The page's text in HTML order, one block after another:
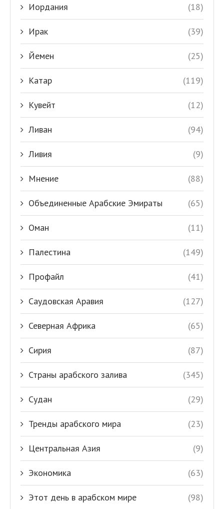
Иордания (18)
Ирак (39)
Йемен (25)
Катар (119)
Кувейт (12)
Ливан (94)
Ливия (9)
Мнение (88)
Объединенные Арабские Эмираты (65)
Оман (11)
Палестина (149)
Профайл (41)
Саудовская Аравия (127)
Северная Африка (65)
Сирия (87)
Страны арабского залива (345)
Судан (29)
Тренды арабского мира (23)
Центральная Азия (9)
Экономика (63)
Этот день в арабском мире (98)